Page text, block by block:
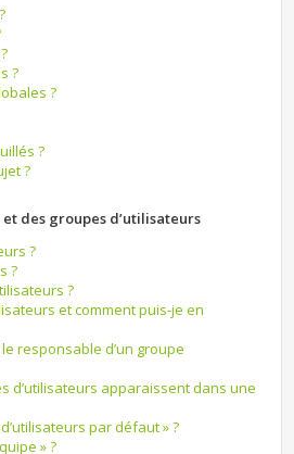
?
?
?
?
des groupes d’utilisateurs
?
?
?
et comment puis-je en
responsable d’un groupe
d’utilisateurs apparaissent dans une
par défaut » ?
» ?